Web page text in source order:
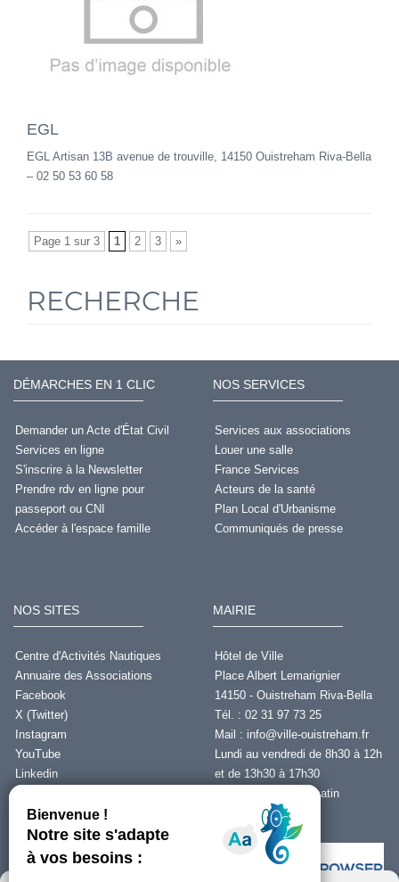
EGL
EGL Artisan 13B avenue de trouville, 14150 Ouistreham Riva-Bella
– 02 50 53 60 58
Page 1 sur 3 1 2 3 »
RECHERCHE
DÉMARCHES EN 1 CLIC
Demander un Acte d'État Civil
Services en ligne
S'inscrire à la Newsletter
Prendre rdv en ligne pour
passeport ou CNI
Accéder à l'espace famille
NOS SERVICES
Services aux associations
Louer une salle
France Services
Acteurs de la santé
Plan Local d'Urbanisme
Communiqués de presse
NOS SITES
Centre d'Activités Nautiques
Annuaire des Associations
Facebook
X (Twitter)
Instagram
YouTube
Linkedin
MAIRIE
Hôtel de Ville
Place Albert Lemarignier
14150 - Ouistreham Riva-Bella
Tél. : 02 31 97 73 25
Mail : info@ville-ouistreham.fr
Lundi au vendredi de 8h30 à 12h
et de 13h30 à 17h30
Fermeture le jeudi matin
Nous contacter